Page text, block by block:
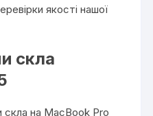
якості нашої
скла
скла на MacBook Pro